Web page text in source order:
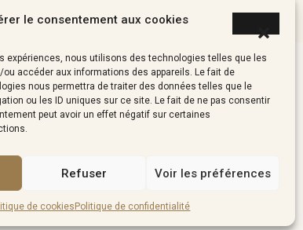
le consentement aux cookies
expériences, nous utilisons des technologies telles que les
accéder aux informations des appareils. Le fait de
nous permettra de traiter des données telles que le
ou les ID uniques sur ce site. Le fait de ne pas consentir
peut avoir un effet négatif sur certaines
Refuser Voir les préférences
de cookies Politique de confidentialité